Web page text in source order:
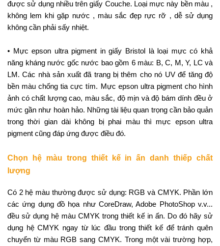
được sử dụng nhiều trên giấy Couche. Loại mực này bền màu ,
không lem khi gặp nước , màu sắc đẹp rực rỡ , dễ sử dụng
không cần phải sấy nhiệt.
• Mực epson ultra pigment in giấy Bristol là loại mực có khả
năng kháng nước gốc nước bao gồm 6 màu: B, C, M, Y, LC và
LM. Các nhà sản xuất đã trang bị thêm cho nó UV để tăng độ
bền màu chống tia cực tím. Mực epson ultra pigment cho hình
ảnh có chất lượng cao, màu sắc, độ mịn và độ bám dính đều ở
mức gần như hoàn hảo. Những tài liệu quan trọng cần bảo quản
trong thời gian dài không bị phai màu thì mực epson ultra
pigment cũng đáp ứng được điều đó.
Chọn hệ màu trong thiết kế in ấn danh thiếp chất
lượng
Có 2 hệ màu thường được sử dụng: RGB và CMYK. Phần lớn
các ứng dụng đồ họa như CoreDraw, Adobe PhotoShop v.v...
đều sử dụng hệ màu CMYK trong thiết kế in ấn. Do đó hãy sử
dụng hệ CMYK ngay từ lúc đầu trong thiết kế để tránh quên
chuyển từ màu RGB sang CMYK. Trong một vài trường hợp,